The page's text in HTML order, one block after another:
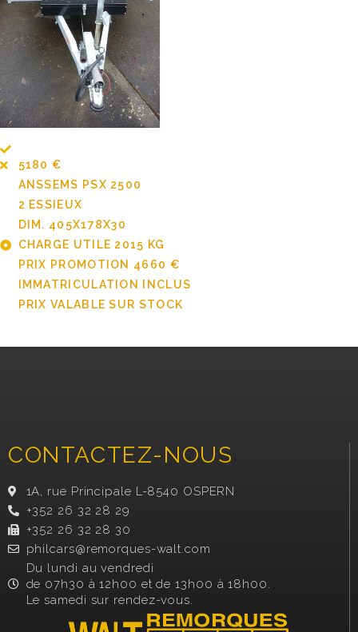
5180 €
ANSSEMS PSX 2500
2 ESSIEUX
DIM. 405X178X30
CHARGE UTILE 2015 KG
PRIX PROMOTION 4660 €
IMMATRICULATION INCLUS
PRIX VALABLE SUR STOCK
CONTACTEZ-NOUS
1A, rue Principale L-8540 OSPERN
+352 26 32 28 29
+352 26 32 28 30
philcars@remorques-walt.com
Du lundi au vendredi
de 07h30 à 12h00 et de 13h00 à 18h00.
Le samedi sur rendez-vous.